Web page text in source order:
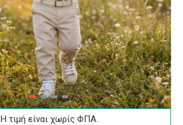
Η τιμή είναι χωρίς ΦΠA.